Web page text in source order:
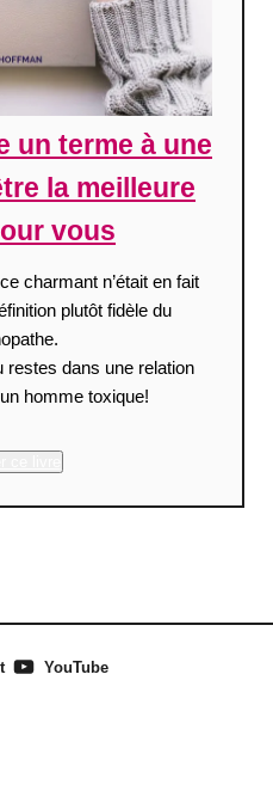
un terme à une
la meilleure
vous
charmant n’était en fait
plutôt fidèle du
restes dans une relation
homme toxique!
YouTube